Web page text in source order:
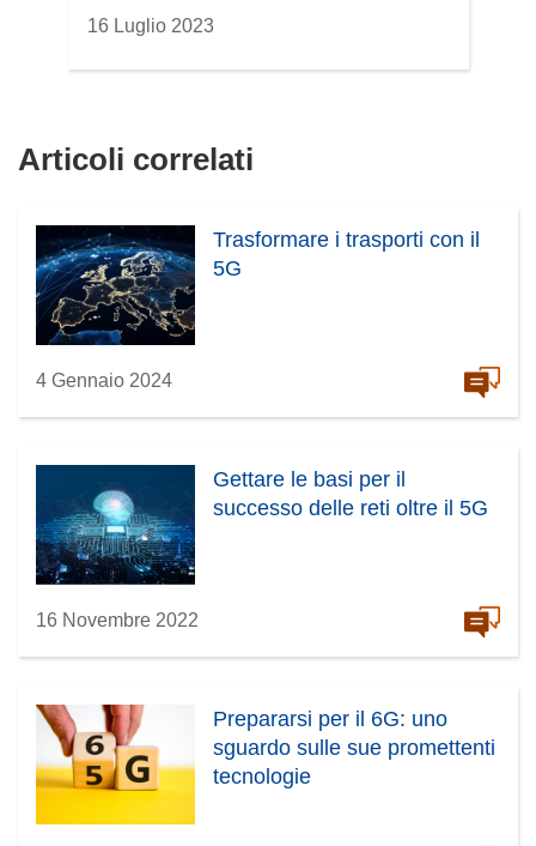
16 Luglio 2023
Articoli correlati
Trasformare i trasporti con il
5G
4 Gennaio 2024
Gettare le basi per il
successo delle reti oltre il 5G
16 Novembre 2022
Prepararsi per il 6G: uno
sguardo sulle sue promettenti
tecnologie